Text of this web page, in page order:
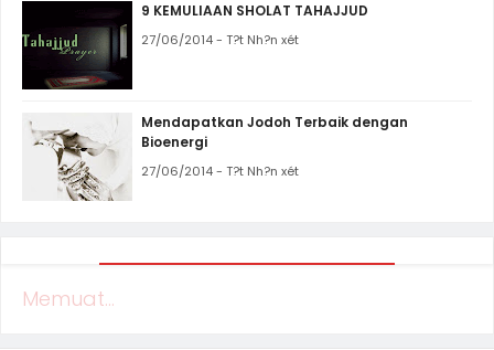
9 KEMULIAAN SHOLAT TAHAJJUD
27/06/2014 - T?t Nh?n xét
Mendapatkan Jodoh Terbaik dengan
Bioenergi
27/06/2014 - T?t Nh?n xét
Memuat...